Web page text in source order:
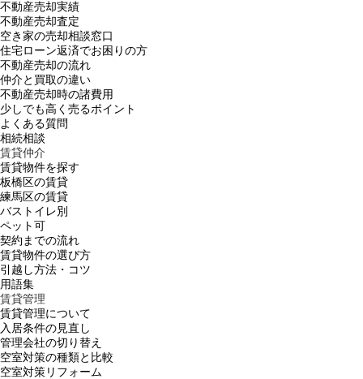
不動産売却実績
不動産売却査定
空き家の売却相談窓口
住宅ローン返済でお困りの方
不動産売却の流れ
仲介と買取の違い
不動産売却時の諸費用
少しでも高く売るポイント
よくある質問
相続相談
賃貸仲介
賃貸物件を探す
板橋区の賃貸
練馬区の賃貸
バストイレ別
ペット可
契約までの流れ
賃貸物件の選び方
引越し方法・コツ
用語集
賃貸管理
賃貸管理について
入居条件の見直し
管理会社の切り替え
空室対策の種類と比較
空室対策リフォーム